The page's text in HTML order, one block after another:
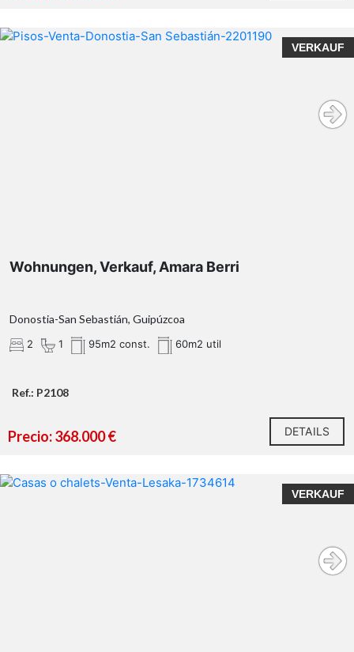
VERKAUF
Wohnungen, Verkauf, Amara Berri
Donostia-San Sebastián, Guipúzcoa
2 1 95m2 const. 60m2 util
Ref.: P2108
Precio: 368.000 € DETAILS
VERKAUF